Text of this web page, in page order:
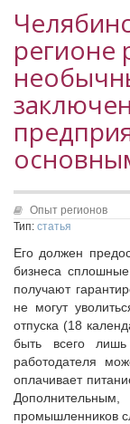
Опыт регионов
Уровень 3
Методические
Опыт
Судебная
Прокуратура
Мнение
Конкурсы Совета
Семинары
Вопрос-ответ
ОКМО
НАСЕЛЕНИЕ И МСУ
ТОС
Лучшие
Члены СМО
Учредители
Руководящие
Съезд Совета
Председатель
Ревизионная
Палаты Совета
Комитеты
Правление
Обработка
Партнеры
Полезные ссылки
Контактная
регионе
Опыт регионов
Тип: статья
Его должен
бизнеса
получают
не могут
отпуска (18
быть всего
работодателя
оплачивает
промышленников